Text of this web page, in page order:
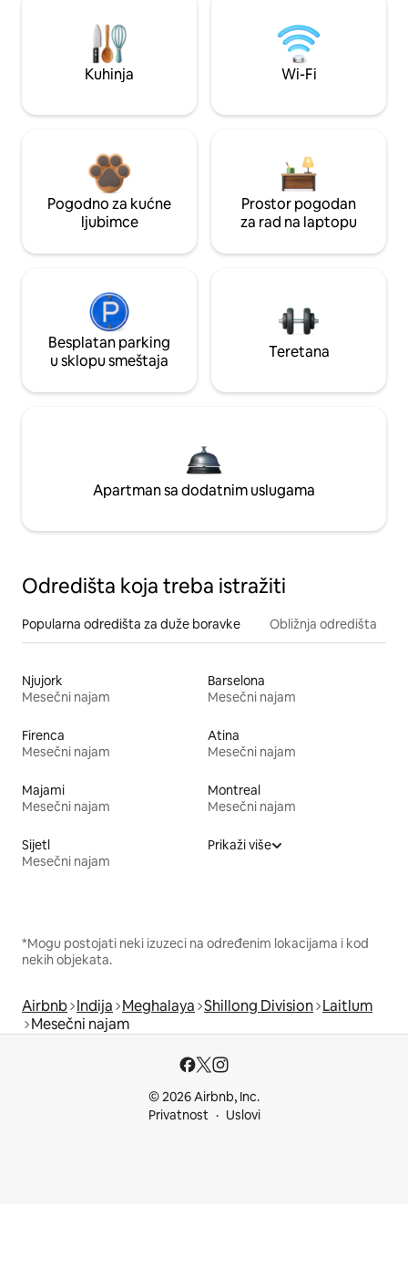
Kuhinja Wi-Fi
Pogodno za kućne
ljubimce
Prostor pogodan
za rad na laptopu
Besplatan parking
u sklopu smeštaja
Teretana
Apartman sa dodatnim uslugama
Odredišta koja treba istražiti
Popularna odredišta za duže boravke Obližnja odredišta
Njujork
Mesečni najam
Barselona
Mesečni najam
Firenca
Mesečni najam
Atina
Mesečni najam
Majami
Mesečni najam
Montreal
Mesečni najam
Sijetl
Mesečni najam
Prikaži više
*Mogu postojati neki izuzeci na određenim lokacijama i kod
nekih objekata.
Airbnb Indija Meghalaya Shillong Division Laitlum
Mesečni najam
© 2026 Airbnb, Inc.
Privatnost
Uslovi